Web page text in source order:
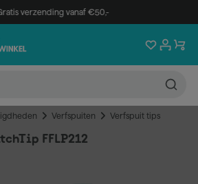
verzending vanaf €50,-
Verfspuiten Verfspuit tips
FFLP212